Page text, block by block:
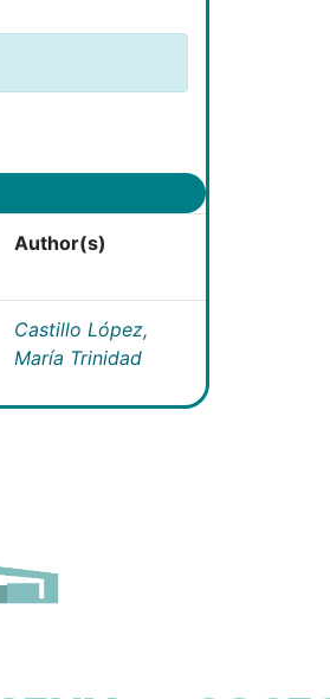
Author(s)
Castillo López,
María Trinidad